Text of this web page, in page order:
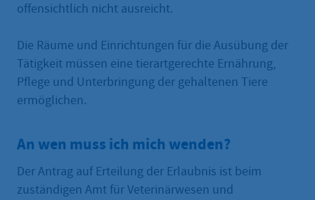
offensichtlich nicht ausreicht.
Die Räume und Einrichtungen für die Ausübung der
Tätigkeit müssen eine tierartgerechte Ernährung,
Pflege und Unterbringung der gehaltenen Tiere
ermöglichen.
An wen muss ich mich wenden?
Der Antrag auf Erteilung der Erlaubnis ist beim
zuständigen Amt für Veterinärwesen und